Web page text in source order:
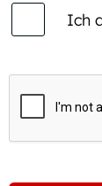
Ich